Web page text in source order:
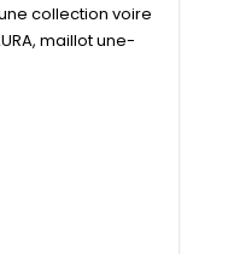
collection voire
maillot une-